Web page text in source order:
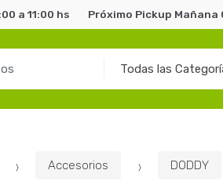
a 11:00 hs Próximo Pickup Mañana
Accesorios DODDY